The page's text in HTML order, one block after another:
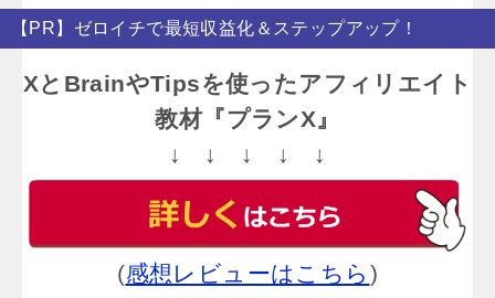
【PR】ゼロイチで最短収益化＆ステップアップ！
XとBrainやTipsを使ったアフィリエイト
教材『プランX』
↓ ↓ ↓ ↓ ↓
(感想レビューはこちら )